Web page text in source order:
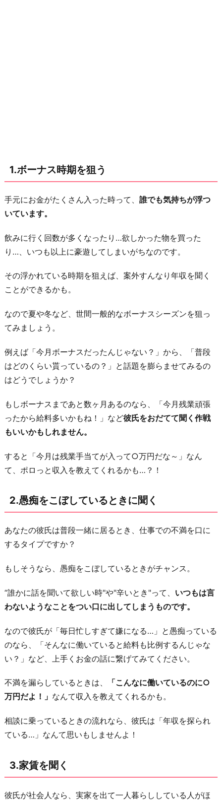
い
る
と
き
聞
く
3.
を
聞
4.
結
婚
理
由
す
る
自
分
を
う
お
り
に
1.ボーナス時期を狙う
手元にお金がたくさん入った時って、 誰でも気持ちが浮つ
いています。
飲みに行く回数が多くなったり…欲しかった物を買った
り…、いつも以上に豪遊してしまいがちなのです。
その浮かれている時期を狙えば、案外すんなり年収を聞く
ことができるかも。
なので夏や冬など、世間一般的なボーナスシーズンを狙っ
てみましょう。
例えば「今月ボーナスだったんじゃない？」から、「普段
はどのくらい貰っているの？」と話題を膨らませてみるの
はどうでしょうか？
もしボーナスまであと数ヶ月あるのなら、「今月残業頑張
ったから給料多いかもね！」など彼氏をおだてて聞く作戦
もいいかもしれません。
すると「今月は残業手当てが入って○万円だな～」なん
て、ポロっと収入を教えてくれるかも…？！
2.愚痴をこぼしているときに聞く
あなたの彼氏は普段一緒に居るとき、仕事での不満を口に
するタイプですか？
もしそうなら、愚痴をこぼしているときがチャンス。
“誰かに話を聞いて欲しい時"や"辛いとき"って、 いつもは言
わないようなことをつい口に出してしまうものです。
なので彼氏が「毎日忙しすぎて嫌になる…」と愚痴っている
のなら、「そんなに働いていると給料も比例するんじゃな
い？」など、上手くお金の話に繋げてみてください。
不満を漏らしているときは、
「こんなに働いているのに○
万円だよ！」 なんて収入を教えてくれるかも。
相談に乗っているときの流れなら、彼氏は「年収を探られ
ている…」なんて思いもしませんよ！
3.家賃を聞く
彼氏が社会人なら、実家を出て一人暮らししている人がほ